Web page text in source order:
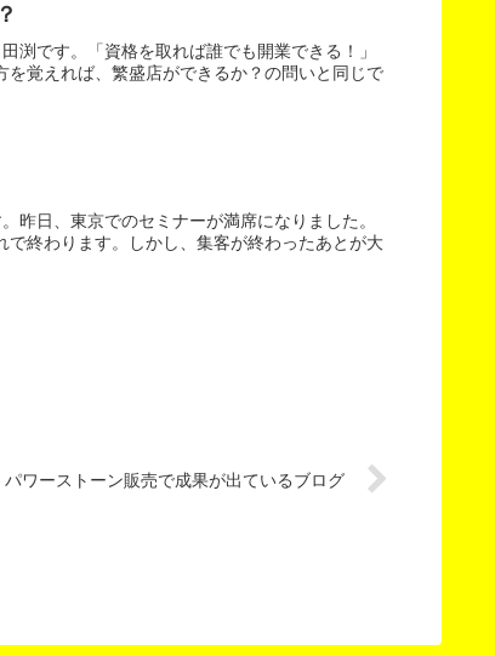
です。「資格を取れば誰でも開業できる！」
覚えれば、繁盛店ができるか？の問いと同じで
日、東京でのセミナーが満席になりました。
終わります。しかし、集客が終わったあとが大
パワーストーン販売で成果が出ているブログ